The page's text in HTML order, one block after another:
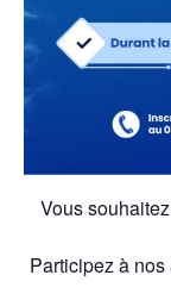
Vous
Participez à